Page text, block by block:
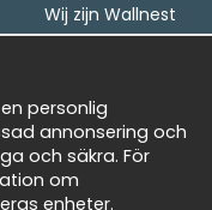
Wij zijn Wallnest
FAQ
personlig
annonsering och
och säkra. För
om
enheter.